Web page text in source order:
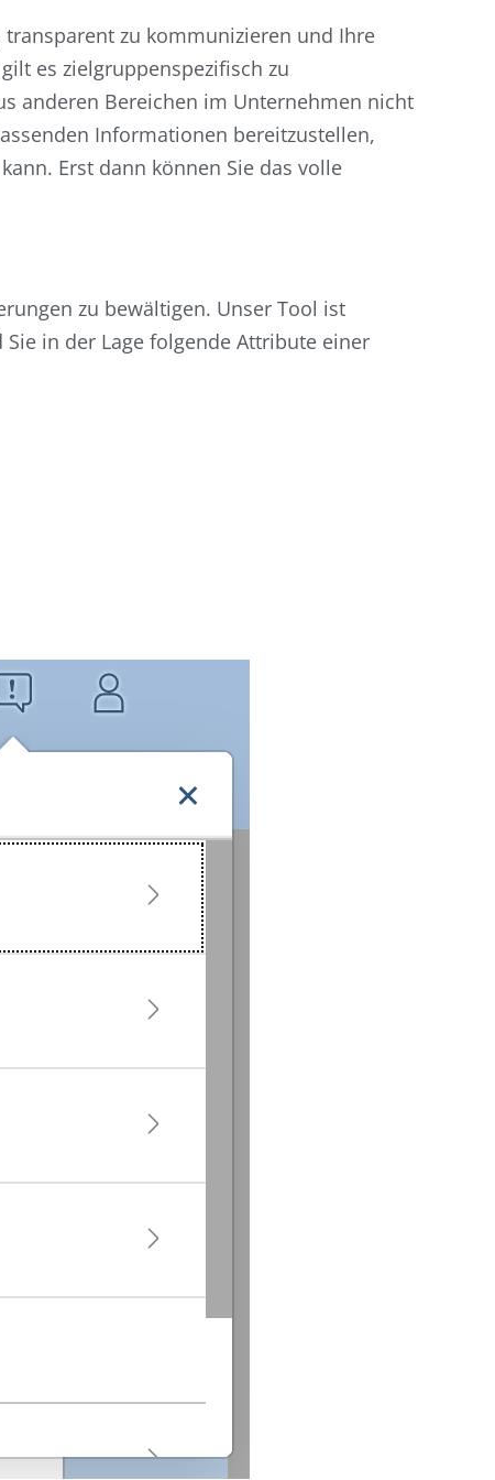
zu kommunizieren und Ihre
es zielgruppenspezifisch zu
anderen Bereichen im Unternehmen nicht
Informationen bereitzustellen,
Erst dann können Sie das volle
zu bewältigen. Unser Tool ist
in der Lage folgende Attribute einer